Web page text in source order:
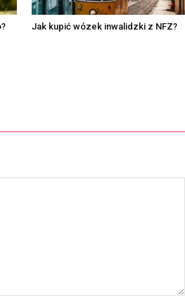
Jak kupić wózek inwalidzki z NFZ?